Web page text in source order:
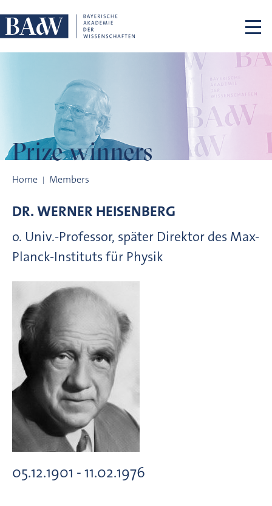
Prize winners
Home Members
DR.WERNER HEISENBERG
o. Univ.-Professor, später Direktor des Max-
Planck-Instituts für Physik
05.12.1901 - 11.02.1976